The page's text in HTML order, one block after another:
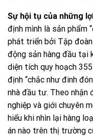
Sự hội tụ của những
định mình là sản phẩm
phát triển bởi Tập
động sản hàng đầu tại
diện tích quy hoạch
định “chắc như đinh
nhà đầu tư. Theo nhận
nghiệp và giới chuyên
hiểu khi nhìn lại hàng
án nào trên thị trường